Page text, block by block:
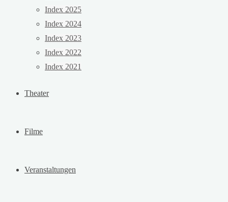
Index 2025
Index 2024
Index 2023
Index 2022
Index 2021
Theater
Filme
Veranstaltungen